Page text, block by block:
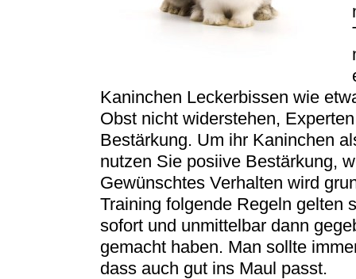
Kaninchen Leckerbissen wie
Obst nicht widerstehen,
Bestärkung. Um ihr Kaninchen
nutzen Sie posiive Bestärkung,
Gewünschtes Verhalten wird
Training folgende Regeln gelten
sofort und unmittelbar dann
gemacht haben. Man sollte
dass auch gut ins Maul passt.